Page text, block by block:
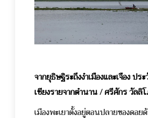
จากยุธิษฐิระถึงงำเมืองและเจือง ปร
เชียงรายจากตำนาน / ศรีศักร วัลลิ
เมืองพะเยาตั้งอยู่ตอนปลายของดอ